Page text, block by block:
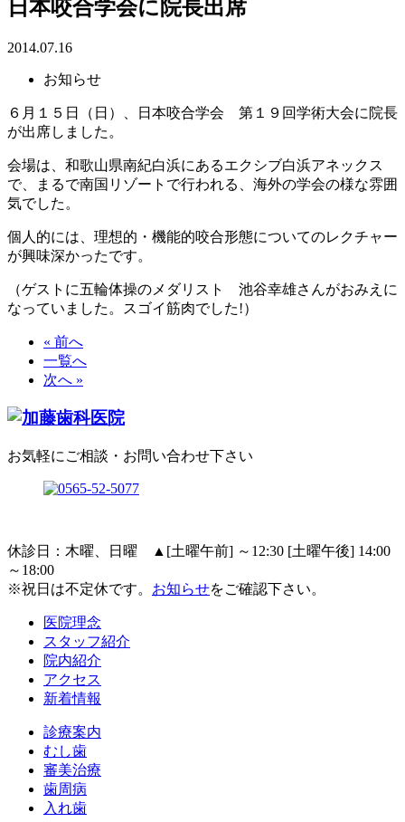
日本咬合学会に院長出席
2014.07.16
お知らせ
６月１５日（日）、日本咬合学会 第１９回学術大会に院長
が出席しました。
会場は、和歌山県南紀白浜にあるエクシブ白浜アネックス
で、まるで南国リゾートで行われる、海外の学会の様な雰囲
気でした。
個人的には、理想的・機能的咬合形態についてのレクチャー
が興味深かったです。
（ゲストに五輪体操のメダリスト 池谷幸雄さんがおみえに
なっていました。スゴイ筋肉でした!）
« 前へ
一覧へ
次へ »
お気軽にご相談・お問い合わせ下さい
休診日：木曜、日曜 ▲ [土曜午前] ～12:30 [土曜午後] 14:00
～18:00
※祝日は不定休です。 お知らせをご確認下さい。
医院理念
スタッフ紹介
院内紹介
アクセス
新着情報
診療案内
むし歯
審美治療
歯周病
入れ歯